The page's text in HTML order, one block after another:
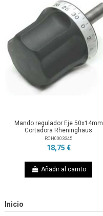
Mando regulador Eje 50x14mm
Cortadora Rheninghaus
RCH0003345
18,75 €
Añadir al carrito
Inicio